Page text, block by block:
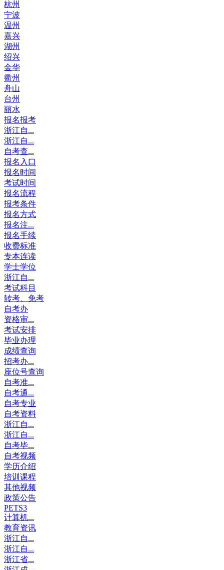
杭州
宁波
温州
嘉兴
湖州
绍兴
金华
衢州
舟山
台州
丽水
报名报考
浙江自...
浙江自...
自考查...
报名入口
报名时间
考试时间
报名流程
报考条件
报名方式
报名注...
报名手续
收费标准
专本连读
学士学位
浙江自...
考试科目
转考、免考
自考办
资格审...
考试安排
毕业办理
成绩查询
招考办...
座位号查询
自考准...
自考通...
自考专业
自考资料
浙江自...
浙江自...
自考毕...
自考视频
学历介绍
培训课程
其他视频
政策公告
PETS3
计算机...
教育资讯
浙江自...
浙江自...
浙江省...